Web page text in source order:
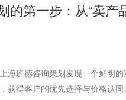
第一步：从“卖产
海班德咨询策划发现一个鲜明
获得客户的优先选择与价格认同